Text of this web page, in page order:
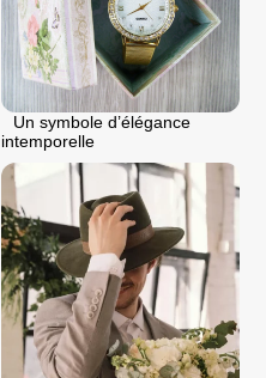
Un symbole d’élégance
intemporelle